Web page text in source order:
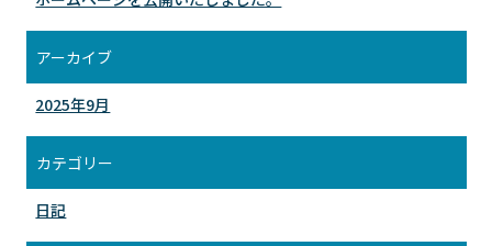
アーカイブ
2025年9月
カテゴリー
日記